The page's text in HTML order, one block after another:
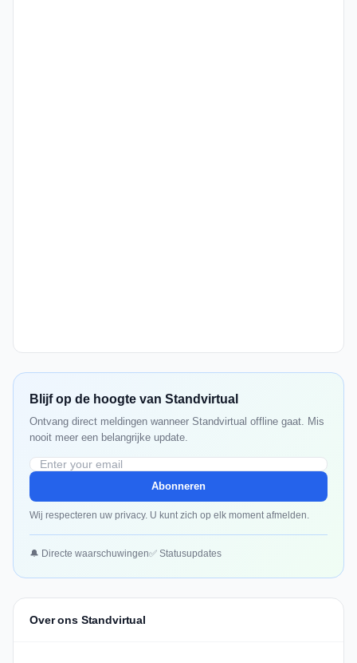
Blijf op de hoogte van Standvirtual
Ontvang direct meldingen wanneer Standvirtual offline gaat. Mis
nooit meer een belangrijke update.
Abonneren
Wij respecteren uw privacy. U kunt zich op elk moment afmelden.
🔔 Directe waarschuwingen✅ Statusupdates
Over ons Standvirtual